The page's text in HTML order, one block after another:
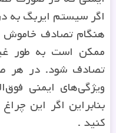
اگر سیستم ایربگ به
هنگام تصادف خاموش
ممکن است به طور
تصادف شود. در هر
ویژگی‌های ایمنی
بنابراین اگر این
کنید .